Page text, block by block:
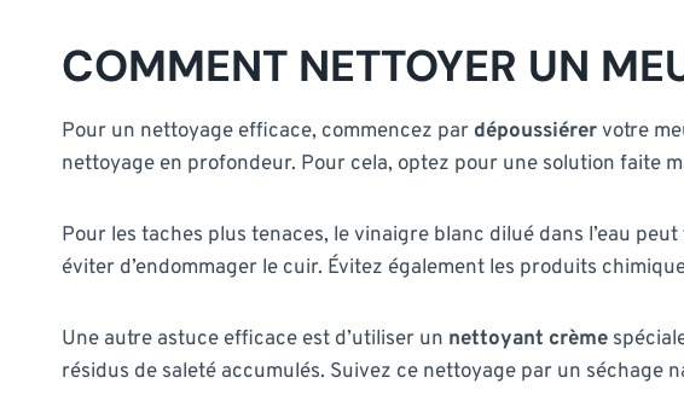
COMMENT NETTOYER UN
Pour un nettoyage efficace, commencez par dépoussiérervotre
nettoyage en profondeur. Pour cela, optez pour une solution faite
Pour les taches plus tenaces, le vinaigre blanc dilué dans l’eau
éviter d’endommager le cuir. Évitez également les produits
Une autre astuce efficace est d’utiliser un nettoyant crème
résidus de saleté accumulés. Suivez ce nettoyage par un séchage